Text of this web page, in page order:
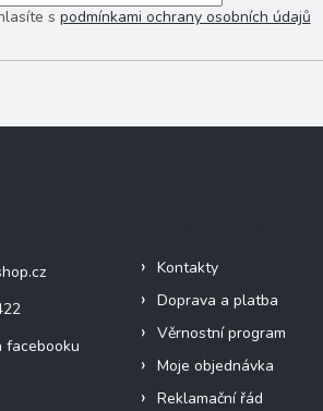
s podmínkami ochrany osobních údajů
facebooku
Kontakty
Doprava a platba
Věrnostní program
Moje objednávka
Reklamační řád